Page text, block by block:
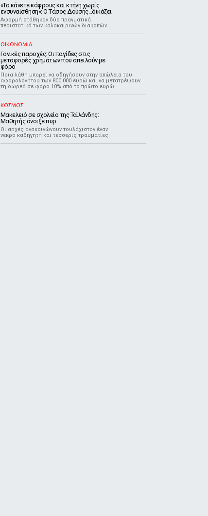
«Τα κάνετε κάφρους και κτήνη χωρίς
ενσυναίσθηση»: Ο Τάσος Δούσης...δικάζει
Αφορμή στάθηκαν δύο πραγματικά
περιστατικά των καλοκαιρινών διακοπών
ΟΙΚΟΝΟΜΙΑ
Γονικές παροχές: Οι παγίδες στις
μεταφορές χρημάτων που απειλούν με
φόρο
Ποια λάθη μπορεί να οδηγήσουν στην απώλεια του
αφορολόγητου των 800.000 ευρώ και να μετατρέψουν
τη δωρεά σε φόρο 10% από το πρώτο ευρώ
ΚΟΣΜΟΣ
Μακελειό σε σχολείο της Ταϊλάνδης:
Μαθητής άνοιξε πυρ
Οι αρχές ανακοινώνουν τουλάχιστον έναν
νεκρό καθηγητή και τέσσερις τραυματίες